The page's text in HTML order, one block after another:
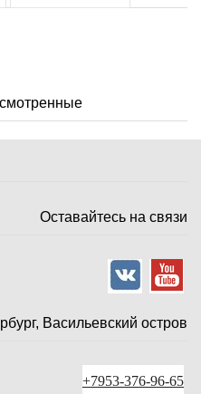
Оставайтесь на связи
Васильевский остров
+7953-376-96-65